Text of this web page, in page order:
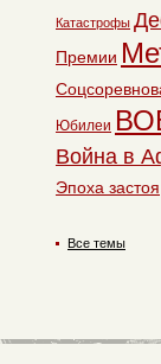
Катастрофы
Премии
Юбилеи
Война в
Эпоха застоя
Все темы